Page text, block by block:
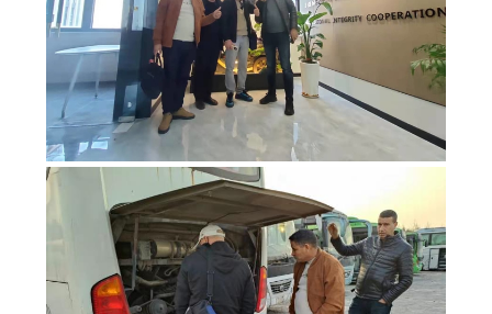
SITEMAP
DATENSCHUTZRICHTLINIE